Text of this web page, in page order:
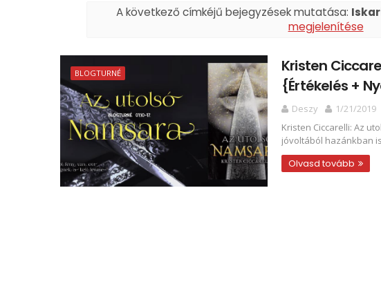
A következő címkéjű bejegyzések mutatása:
megjelenítése
BLOGTURNÉ
Kristen
{Értékelés +
Deszy
1/21/2019
Kristen Ciccarelli: Az
jóvoltából hazánkban
Olvasd tovább